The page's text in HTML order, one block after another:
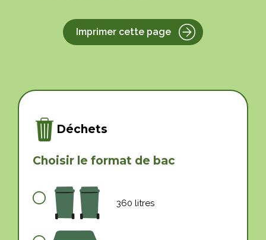
Imprimer cette page
Déchets
Choisir le format de bac
360 litres